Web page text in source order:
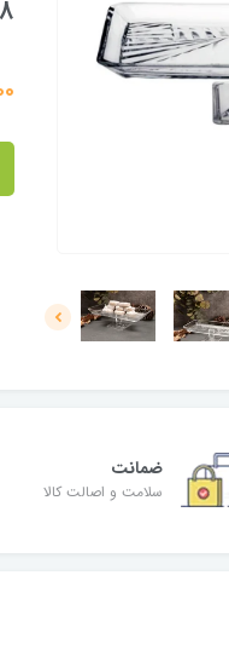
ضمانت
سلامت و اصالت کالا